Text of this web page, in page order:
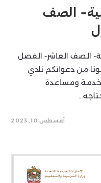
الصف
الصف العاشر- الفصل
من دعواتكم نادي
ومساعدة
أغسطس 10, 2023